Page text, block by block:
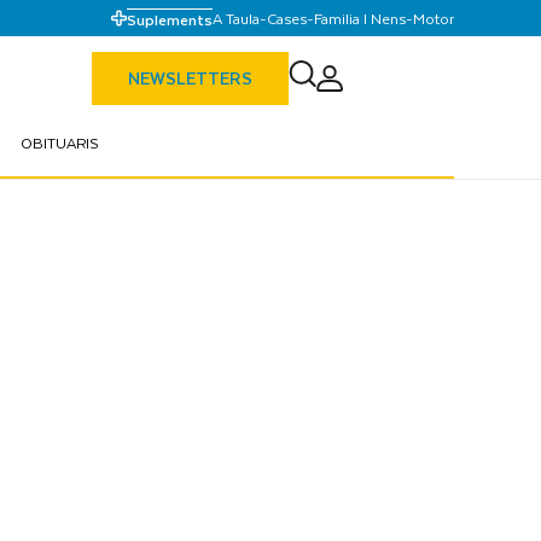
SuplementsA Taula-Cases-Familia I Nens-Motor
NEWSLETTERS
OBITUARIS